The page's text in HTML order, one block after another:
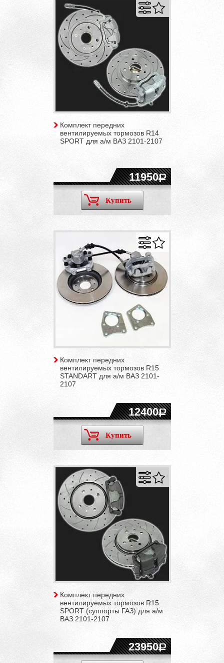
Комплект передних
вентилируемых тормозов R14
SPORT для а/м ВАЗ 2101-2107
11950
Купить
Комплект передних
вентилируемых тормозов R15
STANDART для а/м ВАЗ 2101-
2107
12400
Купить
Комплект передних
вентилируемых тормозов R15
SPORT (суппорты ГАЗ) для а/м
ВАЗ 2101-2107
23950